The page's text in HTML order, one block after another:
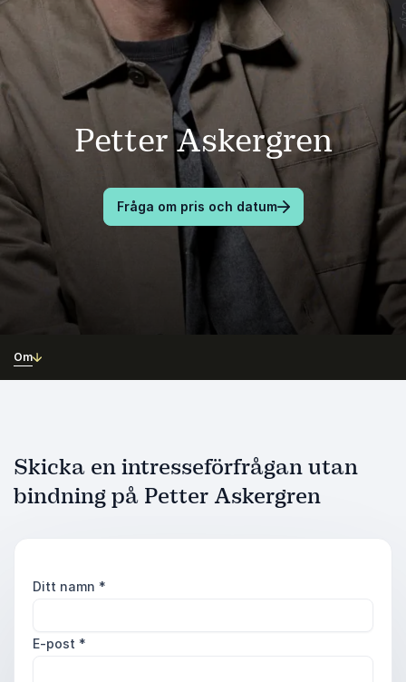
Petter Askergren
Fråga om pris och datum
Om
Skicka en intresseförfrågan utan
bindning på Petter Askergren
Ditt namn *
E-post *